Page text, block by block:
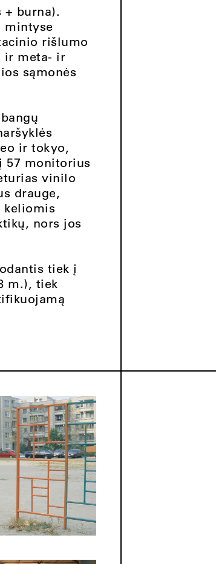
burna).
mintyse
rišlumo
ir meta- ir
sąmonės
ir tokyo,
57 monitorius
vinilo
drauge,
keliomis
nors jos
tiek į
m.), tiek